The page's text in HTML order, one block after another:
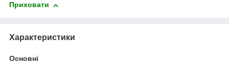
Приховати
Характеристики
Основні